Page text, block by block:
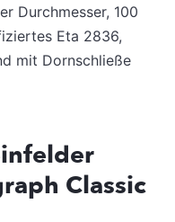
Durchmesser, 100
Eta 2836,
mit Dornschließe
Classic